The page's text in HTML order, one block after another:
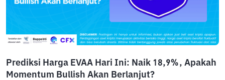
Prediksi Harga EVAA Hari Ini: Naik 18,9%, Apakah
Momentum Bullish Akan Berlanjut?